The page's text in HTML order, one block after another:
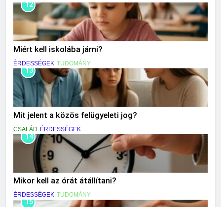
12
Miért kell iskolába járni?
ÉRDESSÉGEK TUDOMÁNY
13
Mit jelent a közös felügyeleti jog?
CSALÁD ÉRDESSÉGEK
14
Mikor kell az órát átállítani?
ÉRDESSÉGEK TUDOMÁNY
15